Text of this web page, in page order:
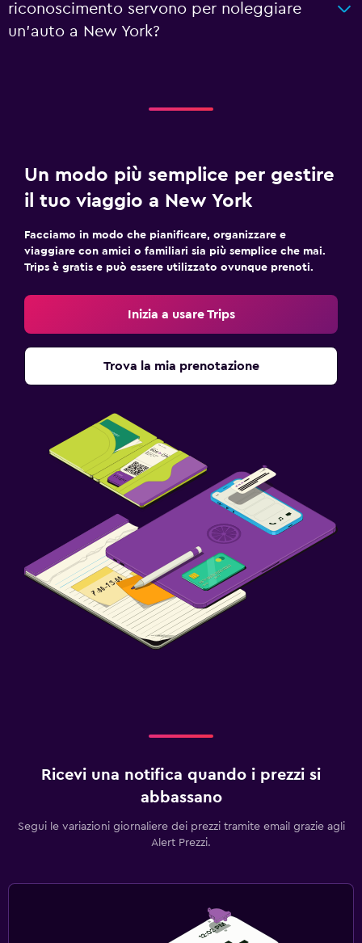
riconoscimento servono per noleggiare
un'auto a New York?
Un modo più semplice per gestire
il tuo viaggio a New York
Facciamo in modo che pianificare, organizzare e
viaggiare con amici o familiari sia più semplice che mai.
Trips è gratis e può essere utilizzato ovunque prenoti.
Inizia a usare Trips
Trova la mia prenotazione
Ricevi una notifica quando i prezzi si
abbassano
Segui le variazioni giornaliere dei prezzi tramite email grazie agli
Alert Prezzi.